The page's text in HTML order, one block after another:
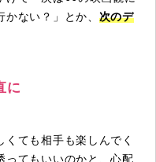
ない？」とか、 次のデ
に
ても相手も楽しんでく
ってもいいのかと、心配